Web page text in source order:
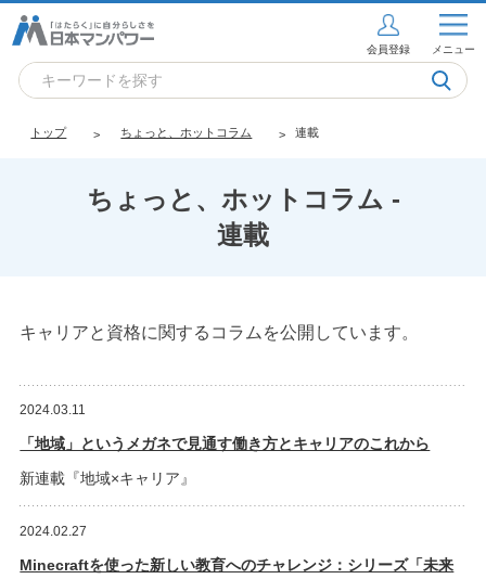
会員登録 メニュー
トップ ちょっと、ホットコラム 連載
ちょっと、ホットコラム -
連載
キャリアと資格に関するコラムを公開しています。
2024.03.11
「地域」というメガネで見通す働き方とキャリアのこれから
新連載『地域×キャリア』
2024.02.27
Minecraftを使った新しい教育へのチャレンジ：シリーズ「未来